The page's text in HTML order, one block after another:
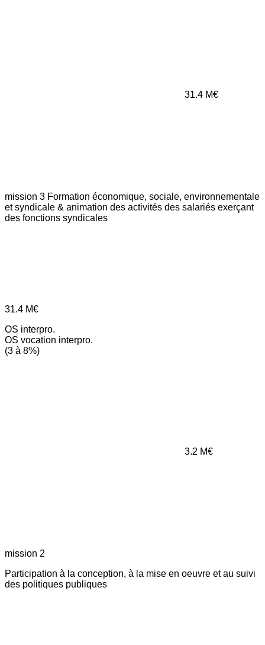
31.4 M€
mission 3 Formation économique, sociale, environnementale
et syndicale & animation des activités des salariés exerçant
des fonctions syndicales
31.4 M€
OS interpro.
OS vocation interpro.
(3 à 8%)
3.2 M€
mission 2
Participation à la conception, à la mise en oeuvre et au suivi
des politiques publiques